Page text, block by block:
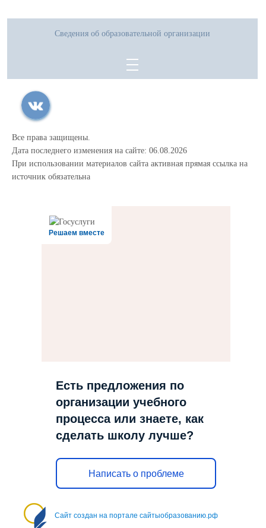
Сведения об образовательной организации
Все права защищены.
Дата последнего изменения на сайте: 06.08.2026
При использовании материалов сайта активная прямая ссылка на
источник обязательна
Решаем вместе
Есть предложения по
организации учебного
процесса или знаете, как
сделать школу лучше?
Написать о проблеме
Сайт создан на портале сайтыобразованию.рф